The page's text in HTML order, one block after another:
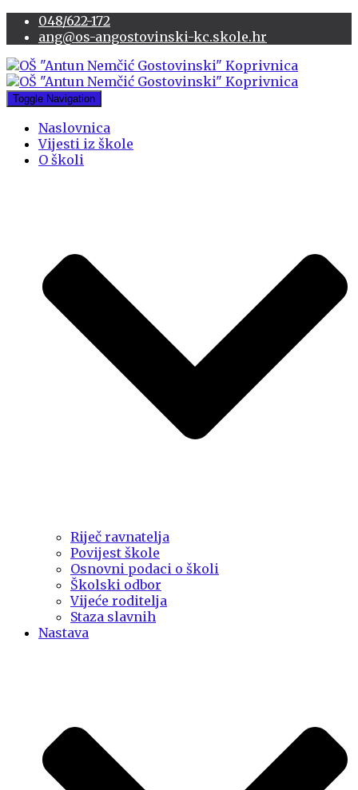
048/622-172
ang@os-angostovinski-kc.skole.hr
Toggle Navigation
Naslovnica
Vijesti iz škole
O školi
Riječ ravnatelja
Povijest škole
Osnovni podaci o školi
Školski odbor
Vijeće roditelja
Staza slavnih
Nastava